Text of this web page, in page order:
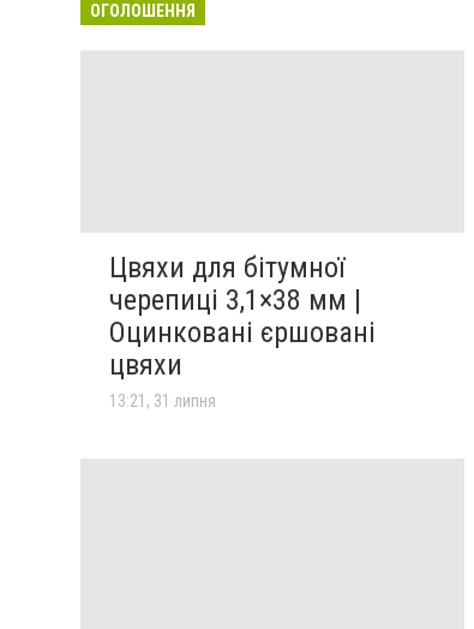
ОГОЛОШЕННЯ
Цвяхи для бітумної
черепиці 3,1×38 мм |
Оцинковані єршовані
цвяхи
13:21, 31 липня